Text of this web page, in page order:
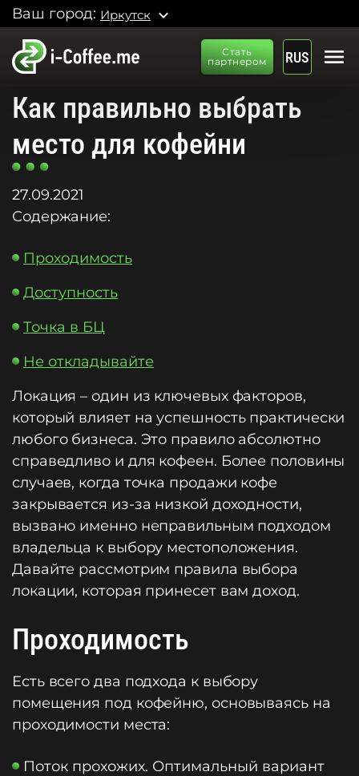
Ваш город: Иркутск expand_more
Стать
партнером
RUS menu
Как правильно выбрать
место для кофейни
27.09.2021
Содержание:
Проходимость
Доступность
Точка в БЦ
Не откладывайте
Локация – один из ключевых факторов,
который влияет на успешность практически
любого бизнеса. Это правило абсолютно
справедливо и для кофеен. Более половины
случаев, когда точка продажи кофе
закрывается из-за низкой доходности,
вызвано именно неправильным подходом
владельца к выбору местоположения.
Давайте рассмотрим правила выбора
локации, которая принесет вам доход.
Проходимость
Есть всего два подхода к выбору
помещения под кофейню, основываясь на
проходимости места:
Поток прохожих. Оптимальный вариант